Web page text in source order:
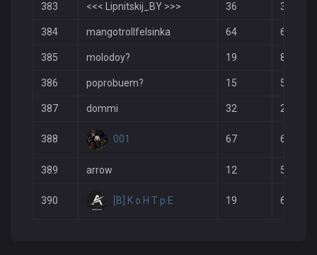
383 <<< Lipnitskij_BY >>> 36 30
384 mangotrollfelsinka 64 67
385 molodoy? 19 8
386 poprobuem? 15 5
387 dommi 32 22
388 001 67 63
389 arrow 12 5
390 [B] K o H T p E 19 6